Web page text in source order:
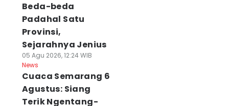
Beda-beda
Padahal Satu
Provinsi,
Sejarahnya Jenius
05 Agu 2026, 12:24 WIB
News
Cuaca Semarang 6
Agustus: Siang
Terik Ngentang-